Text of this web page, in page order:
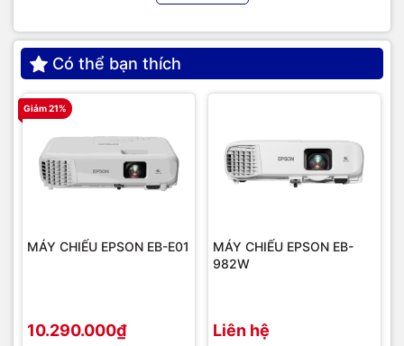
Có thể bạn thích
Giảm 21%
MÁY CHIẾU EPSON EB-E01
10.290.000₫
MÁY CHIẾU EPSON EB-
982W
Liên hệ